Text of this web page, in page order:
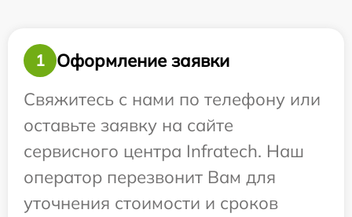
1
Оформление заявки
Свяжитесь с нами по телефону или
оставьте заявку на сайте
сервисного центра Infratech. Наш
оператор перезвонит Вам для
уточнения стоимости и сроков